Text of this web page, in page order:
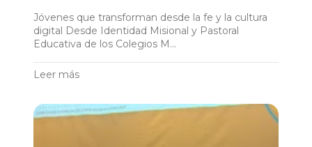
Jóvenes que transforman desde la fe y la cultura
digital Desde Identidad Misional y Pastoral
Educativa de los Colegios M...
Leer más